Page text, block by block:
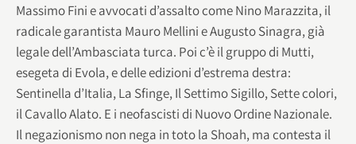
Massimo Fini e avvocati d’assalto come Nino Marazzita, il
radicale garantista Mauro Mellini e Augusto Sinagra, già
legale dell’Ambasciata turca. Poi c’è il gruppo di Mutti,
esegeta di Evola, e delle edizioni d’estrema destra:
Sentinella d’Italia, La Sfinge, Il Settimo Sigillo, Sette colori,
il Cavallo Alato. E i neofascisti di Nuovo Ordine Nazionale.
Il negazionismo non nega in toto la Shoah, ma contesta il